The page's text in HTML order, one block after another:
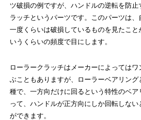
シマノ バンタム1000SGの1年点検
2025.02.26
ツ破損の例ですが、ハンドルの逆転を防止
ラッチというパーツです。このパーツは、
一度くらいは破損しているものを見たこと
いうくらいの頻度で目にします。
ローラークラッチはメーカーによっては
ぶこともありますが、ローラーベアリン
種で、一方向だけに回るという特性のベア
って、ハンドルが正方向にしか回転しない
ができます。